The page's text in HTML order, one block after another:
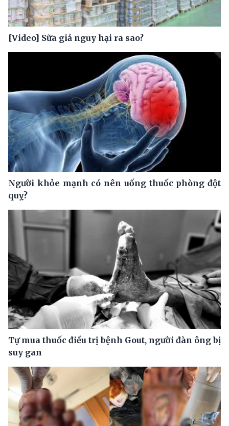
[Video] Sữa giả nguy hại ra sao?
Người khỏe mạnh có nên uống thuốc phòng đột
quỵ?
Tự mua thuốc điều trị bệnh Gout, người đàn ông bị
suy gan